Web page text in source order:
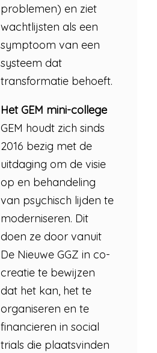
problemen) en ziet
wachtlijsten als een
symptoom van een
systeem dat
transformatie behoeft.
Het GEM mini-college
GEM houdt zich sinds
2016 bezig met de
uitdaging om de visie
op en behandeling
van psychisch lijden te
moderniseren. Dit
doen ze door vanuit
De Nieuwe GGZ in co-
creatie te bewijzen
dat het kan, het te
organiseren en te
financieren in social
trials die plaatsvinden